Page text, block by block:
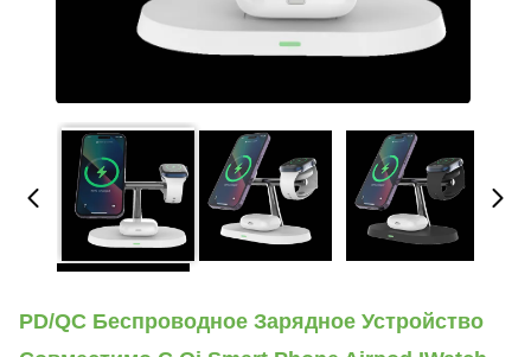
PD/QC Беспроводное Зарядное Устройство